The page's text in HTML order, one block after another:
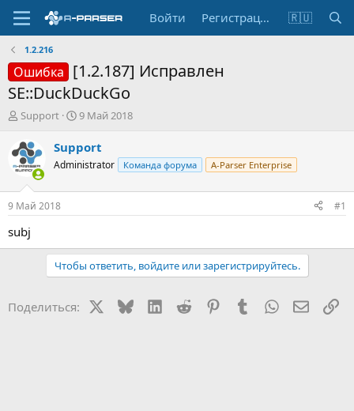
Войти Регистрация 🇷🇺
1.2.216
Ошибка [1.2.187] Исправлен
SE::DuckDuckGo
А
т
о
р
т
е
м
ы
Support
Д
т
а
н
а
9 Май 2018
Support
Administrator Команда форума A-Parser Enterprise
9 Май 2018 #1
subj
Чтобы ответить, войдите или зарегистрируйтесь.
Поделиться: BlueskyLinkedIn
Reddit PinterestTumblr WhatsApp